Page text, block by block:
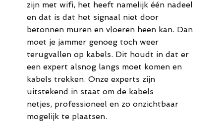
zijn met wifi, het heeft namelijk één nadeel
en dat is dat het signaal niet door
betonnen muren en vloeren heen kan. Dan
moet je jammer genoeg toch weer
terugvallen op kabels. Dit houdt in dat er
een expert alsnog langs moet komen en
kabels trekken. Onze experts zijn
uitstekend in staat om de kabels
netjes, professioneel en zo onzichtbaar
mogelijk te plaatsen.